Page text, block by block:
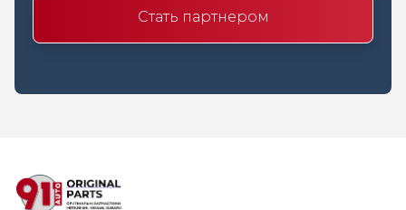
Стать партнером